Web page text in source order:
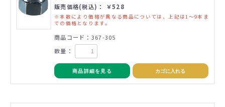
販売価格(税込)： ￥528
※本数により価格が異なる商品については、上記は1～9本ま
での価格となります。
商品コード：367-305
数量：
商品詳細を見る カゴに入れる